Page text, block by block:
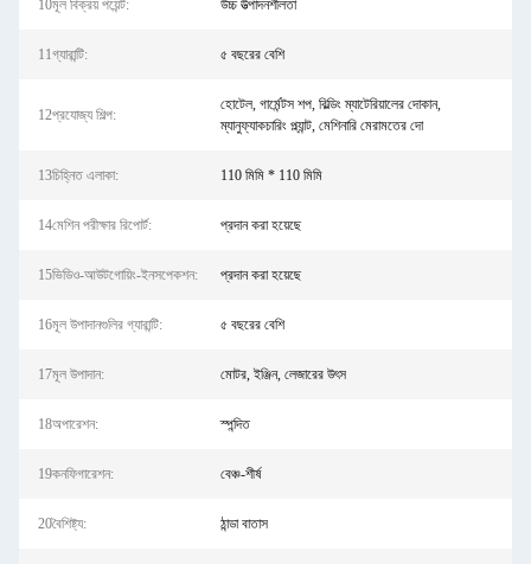
10মূল বিক্রয় পয়েন্ট: উচ্চ উত্পাদনশীলতা
11গ্যারান্টি: ৫ বছরের বেশি
12প্রযোজ্য শিল্প:
হোটেল, গার্মেন্টস শপ, বিল্ডিং ম্যাটেরিয়ালের দোকান,
ম্যানুফ্যাকচারিং প্ল্যান্ট, মেশিনারি মেরামতের দো
13চিহ্নিত এলাকা: 110 মিমি * 110 মিমি
14মেশিন পরীক্ষার রিপোর্ট: প্রদান করা হয়েছে
15ভিডিও-আউটগোয়িং-ইনসপেকশন: প্রদান করা হয়েছে
16মূল উপাদানগুলির গ্যারান্টি: ৫ বছরের বেশি
17মূল উপাদান: মোটর, ইঞ্জিন, লেজারের উৎস
18অপারেশন: স্পন্দিত
19কনফিগারেশন: বেঞ্চ-শীর্ষ
20বৈশিষ্ট্য: ঠান্ডা বাতাস